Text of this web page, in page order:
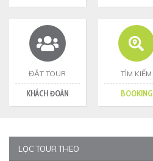
ĐẶT TOUR
KHÁCH ĐOÀN
TÌM KIẾM
BOOKING
LỌC TOUR THEO